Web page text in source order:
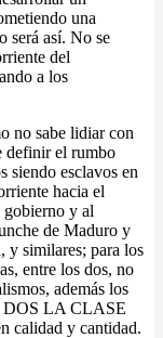
una
será así. No se
del
a los
no sabe lidiar con
definir el rumbo
siendo esclavos en
hacia el
gobierno y al
de Maduro y
y similares; para los
entre los dos, no
además los
DOS LA CLASE
y cantidad.